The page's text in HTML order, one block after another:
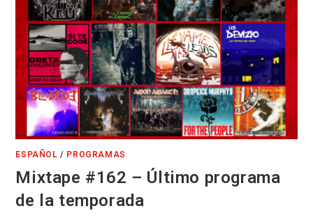
ESPAÑOL / PROGRAMAS
Mixtape #162 – Último programa
de la temporada